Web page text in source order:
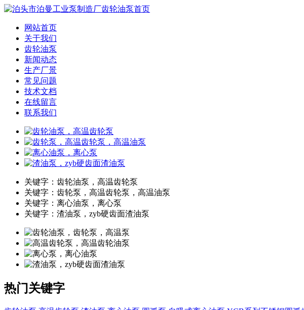
网站首页
关于我们
齿轮油泵
新闻动态
生产厂景
常见问题
技术文档
在线留言
联系我们
关键字：齿轮油泵，高温齿轮泵
关键字：齿轮泵，高温齿轮泵，高温油泵
关键字：离心油泵，离心泵
关键字：渣油泵，zyb硬齿面渣油泵
热门关键字